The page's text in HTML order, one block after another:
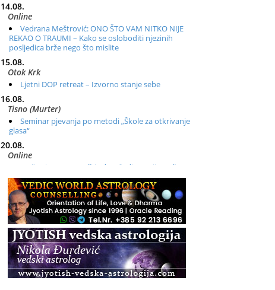
14.08.
Online
Vedrana Meštrović: ONO ŠTO VAM NITKO NIJE
REKAO O TRAUMI – Kako se osloboditi njezinih
posljedica brže nego što mislite
15.08.
Otok Krk
Ljetni DOP retreat – Izvorno stanje sebe
16.08.
Tisno (Murter)
Seminar pjevanja po metodi „Škole za otkrivanje
glasa“
20.08.
Online
Radionica: Pomagači iz drugih dimenzija Online –
otvoreno za sve
21.08.
Zagreb+Online
Osnovni ThetaHealing® tečaj, Zagreb i Online
22.08.
Pula
Access BARS®, otpusti stres
23.08.
Pula